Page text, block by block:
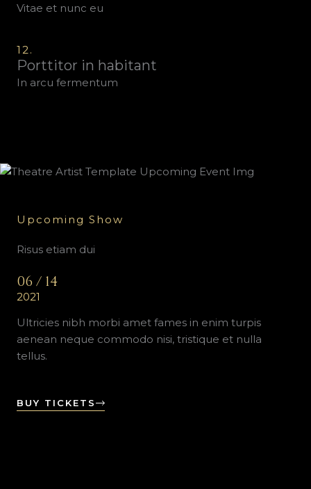
Vitae et nunc eu
12.
Porttitor in habitant
In arcu fermentum
Upcoming Show
Risus etiam dui
Ultricies nibh morbi amet fames in enim turpis
aenean neque commodo nisi, tristique et nulla
tellus.
06 / 14
2021
BUY TICKETS